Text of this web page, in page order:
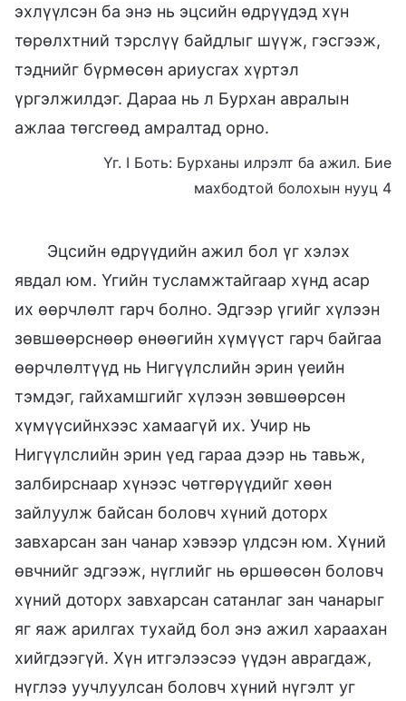
эхлүүлсэн ба энэ нь эцсийн өдрүүдэд хүн
төрөлхтний тэрслүү байдлыг шүүж, гэсгээж,
тэднийг бүрмөсөн ариусгах хүртэл
үргэлжилдэг. Дараа нь л Бурхан авралын
ажлаа төгсгөөд амралтад орно.
Үг. I Боть: Бурханы илрэлт ба ажил. Бие
махбодтой болохын нууц 4
Эцсийн өдрүүдийн ажил бол үг хэлэх
явдал юм. Үгийн тусламжтайгаар хүнд асар
их өөрчлөлт гарч болно. Эдгээр үгийг хүлээн
зөвшөөрснөөр өнөөгийн хүмүүст гарч байгаа
өөрчлөлтүүд нь Нигүүлслийн эрин үеийн
тэмдэг, гайхамшгийг хүлээн зөвшөөрсөн
хүмүүсийнхээс хамаагүй их. Учир нь
Нигүүлслийн эрин үед гараа дээр нь тавьж,
залбирснаар хүнээс чөтгөрүүдийг хөөн
зайлуулж байсан боловч хүний доторх
завхарсан зан чанар хэвээр үлдсэн юм. Хүний
өвчнийг эдгээж, нүглийг нь өршөөсөн боловч
хүний доторх завхарсан сатанлаг зан чанарыг
яг яаж арилгах тухайд бол энэ ажил хараахан
хийгдээгүй. Хүн итгэлээсээ үүдэн аврагдаж,
нүглээ уучлуулсан боловч хүний нүгэлт уг